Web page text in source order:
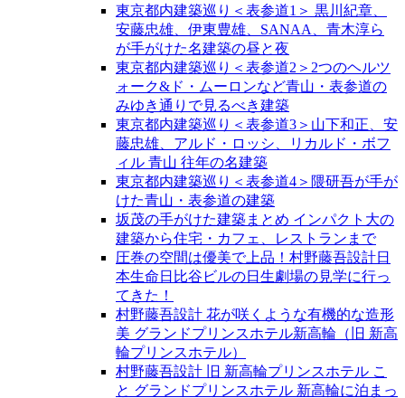
東京都内建築巡り＜表参道1＞ 黒川紀章、
安藤忠雄、伊東豊雄、SANAA、青木淳ら
が手がけた名建築の昼と夜
東京都内建築巡り＜表参道2＞2つのヘルツ
ォーク&ド・ムーロンなど青山・表参道の
みゆき通りで見るべき建築
東京都内建築巡り＜表参道3＞山下和正、安
藤忠雄、アルド・ロッシ、リカルド・ボフ
ィル 青山 往年の名建築
東京都内建築巡り＜表参道4＞隈研吾が手が
けた青山・表参道の建築
坂茂の手がけた建築まとめ インパクト大の
建築から住宅・カフェ、レストランまで
圧巻の空間は優美で上品！村野藤吾設計日
本生命日比谷ビルの日生劇場の見学に行っ
てきた！
村野藤吾設計 花が咲くような有機的な造形
美 グランドプリンスホテル新高輪（旧 新高
輪プリンスホテル）
村野藤吾設計 旧 新高輪プリンスホテル こ
と グランドプリンスホテル 新高輪に泊まっ